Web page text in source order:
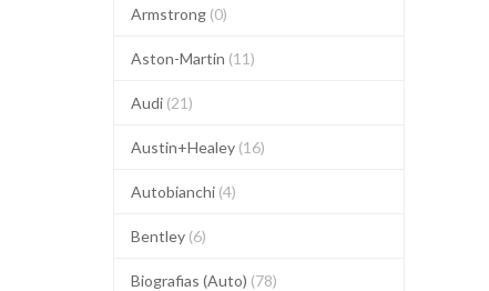
Armstrong (0)
Aston-Martin (11)
Audi (21)
Austin+Healey (16)
Autobianchi (4)
Bentley (6)
Biografias (Auto) (78)